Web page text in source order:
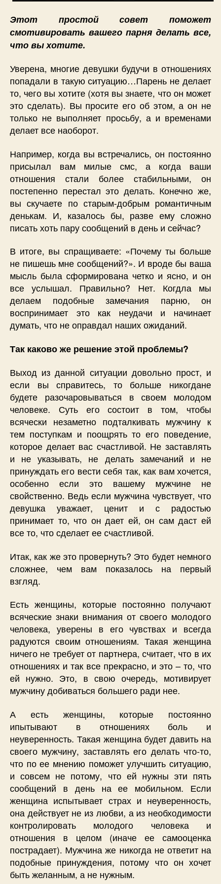
Этот простой совет поможет
смотивировать вашего парня делать все,
что вы хотите.
Уверена, многие девушки будучи в отношениях
попадали в такую ситуацию…Парень не делает
то, чего вы хотите (хотя вы знаете, что он может
это сделать). Вы просите его об этом, а он не
только не выполняет просьбу, а и временами
делает все наоборот.
Например, когда вы встречались, он постоянно
присылал вам милые смс, а когда ваши
отношения стали более стабильными, он
постепенно перестал это делать. Конечно же,
вы скучаете по старым-добрым романтичным
денькам. И, казалось бы, разве ему сложно
писать хоть пару сообщений в день и сейчас?
В итоге, вы спращиваете: «Почему ты больше
не пишешь мне сообщений?». И вроде бы ваша
мысль была сформирована четко и ясно, и он
все услышал. Правильно? Нет. Когдла мы
делаем подобные замечания парню, он
воспринимает это как неудачи и начинает
думать, что не оправдал наших ожиданий.
Так каково же решение этой проблемы?
Выход из данной ситуации довольно прост, и
если вы справитесь, то больше никогдане
будете разочаровываться в своем молодом
человеке. Суть его состоит в том, чтобы
всячески незаметно подталкивать мужчину к
тем поступкам и поощрять то его поведение,
которое делает вас счастливой. Не заставлять
и не указывать, не делать замечаний и не
принуждать его вести себя так, как вам хочется,
особенно если это вашему мужчине не
свойственно. Ведь если мужчина чувствует, что
девушка уважает, ценит и с радостью
принимает то, что он дает ей, он сам даст ей
все то, что сделает ее счастливой.
Итак, как же это провернуть? Это будет немного
сложнее, чем вам показалось на первый
взгляд.
Есть женщины, которые постоянно получают
всяческие знаки внимания от своего молодого
человека, уверены в его чувствах и всегда
радуются своим отношениям. Такая женщина
ничего не требует от партнера, считает, что в их
отношениях и так все прекрасно, и это – то, что
ей нужно. Это, в свою очередь, мотивирует
мужчину добиваться большего ради нее.
А есть женщины, которые постоянно
ипытывают в отношениях боль и
неуверенность. Такая женщина будет давить на
своего мужчину, заставлять его делать что-то,
что по ее мнению поможет улучшить ситуацию,
и совсем не потому, что ей нужны эти пять
сообщений в день на ее мобильном. Если
женщина испытывает страх и неуверенность,
она действует не из любви, а из необходимости
контролировать молодого человека и
отношения в целом (иначе ее самооценка
пострадает). Мужчина же никогда не ответит на
подобные принуждения, потому что он хочет
быть желанным, а не нужным.